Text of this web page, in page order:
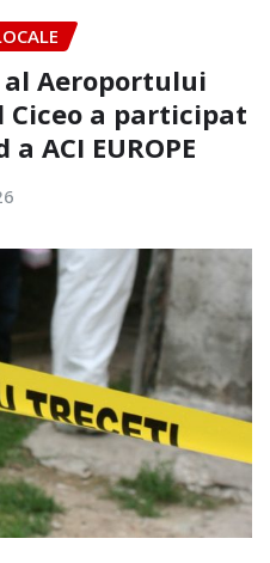
Aeroportului
Ciceo a participat
ACI EUROPE